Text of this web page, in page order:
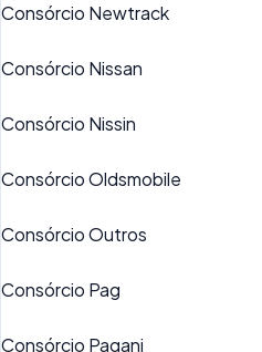
Consórcio Newtrack
Consórcio Nissan
Consórcio Nissin
Consórcio Oldsmobile
Consórcio Outros
Consórcio Pag
Consórcio Pagani